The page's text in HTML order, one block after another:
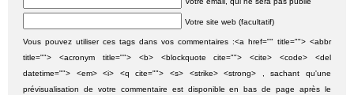
Votre site web (facultatif)
Vous pouvez utiliser ces tags dans vos commentaires :<a href="" title=""> <abbr
title=""> <acronym title=""> <b> <blockquote cite=""> <cite> <code> <del
datetime=""> <em> <i> <q cite=""> <s> <strike> <strong> , sachant qu'une
prévisualisation de votre commentaire est disponible en bas de page après le